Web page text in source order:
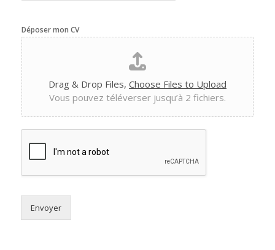
Déposer mon CV
Drag & Drop Files, Choose Files to Upload
Vous pouvez téléverser jusqu’à 2 fichiers.
Envoyer